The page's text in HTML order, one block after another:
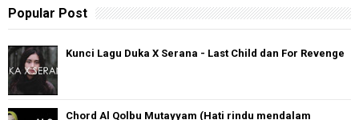
Popular Post
Kunci Lagu Duka X Serana - Last Child dan For Revenge
Chord Al Qolbu Mutayyam (Hati rindu mendalam